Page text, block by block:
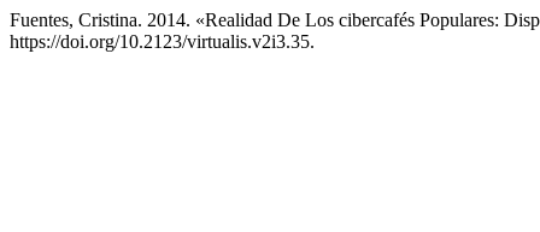
Fuentes, Cristina. 2014. «Realidad De Los cibercafés Populares:
https://doi.org/10.2123/virtualis.v2i3.35.